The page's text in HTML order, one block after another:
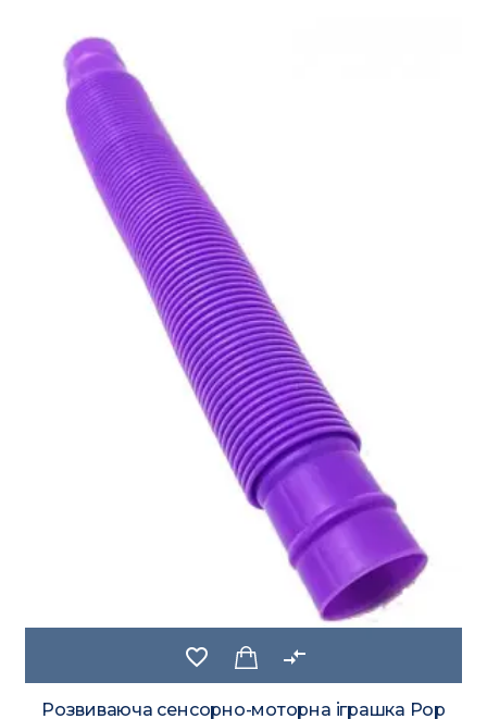
favorite_border compare_arrows
Розвиваюча сенсорно-моторна іграшка Pop